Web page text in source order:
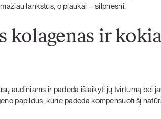
lankstūs, o plaukai – silpnesni.
kolagenas ir
audiniams ir padeda išlaikyti jų tvirtumą bei
papildus, kurie padeda kompensuoti šį